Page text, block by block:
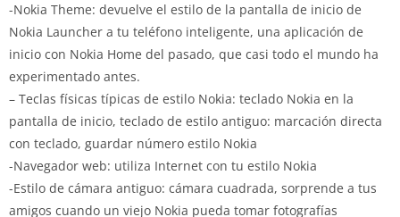
-Nokia Theme: devuelve el estilo de la pantalla de inicio de
Nokia Launcher a tu teléfono inteligente, una aplicación de
inicio con Nokia Home del pasado, que casi todo el mundo ha
experimentado antes.
– Teclas físicas típicas de estilo Nokia: teclado Nokia en la
pantalla de inicio, teclado de estilo antiguo: marcación directa
con teclado, guardar número estilo Nokia
-Navegador web: utiliza Internet con tu estilo Nokia
-Estilo de cámara antiguo: cámara cuadrada, sorprende a tus
amigos cuando un viejo Nokia pueda tomar fotografías